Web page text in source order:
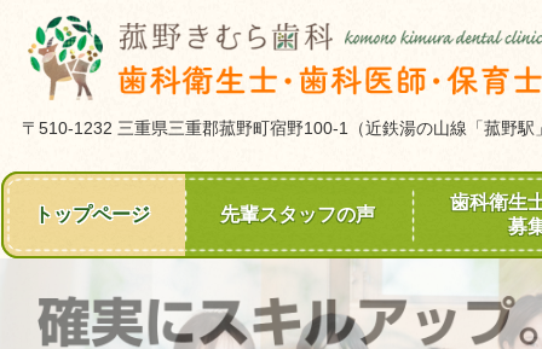
〒510-1232 三重県三重郡菰野町宿野100-1（近鉄湯の山線「菰野駅
トップページ 先輩スタッフの声
歯科衛生
募